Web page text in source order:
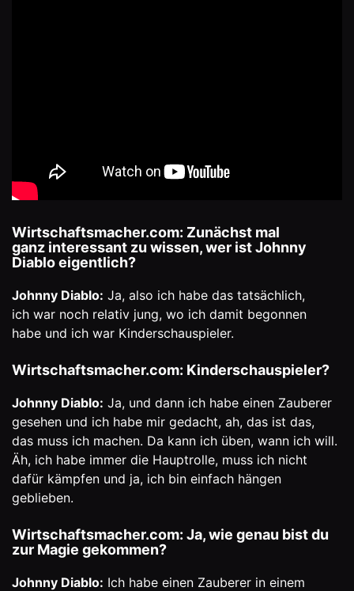
Wirtschaftsmacher.com: Zunächst mal
ganz interessant zu wissen, wer ist Johnny
Diablo eigentlich?
Johnny Diablo: Ja, also ich habe das tatsächlich,
ich war noch relativ jung, wo ich damit begonnen
habe und ich war Kinderschauspieler.
Wirtschaftsmacher.com: Kinderschauspieler?
Johnny Diablo: Ja, und dann ich habe einen Zauberer
gesehen und ich habe mir gedacht, ah, das ist das,
das muss ich machen. Da kann ich üben, wann ich will.
Äh, ich habe immer die Hauptrolle, muss ich nicht
dafür kämpfen und ja, ich bin einfach hängen
geblieben.
Wirtschaftsmacher.com: Ja, wie genau bist du
zur Magie gekommen?
Johnny Diablo: Ich habe einen Zauberer in einem